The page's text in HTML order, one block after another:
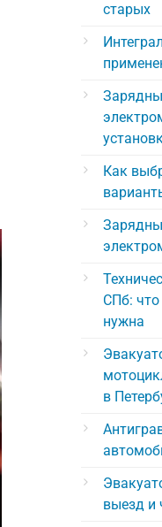
старых
Как
СПб: что
нужна
в
выезд и